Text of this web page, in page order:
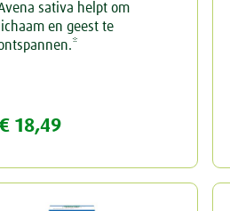
Schildklier
sativa helpt om
lichaam en geest te
18,49